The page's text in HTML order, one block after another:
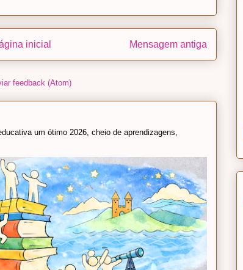
Mensagem antiga
inicial
feedback (Atom)
um ótimo 2026, cheio de aprendizagens,